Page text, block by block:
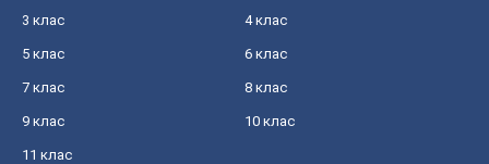
3 клас 4 клас
5 клас 6 клас
7 клас 8 клас
9 клас 10 клас
11 клас